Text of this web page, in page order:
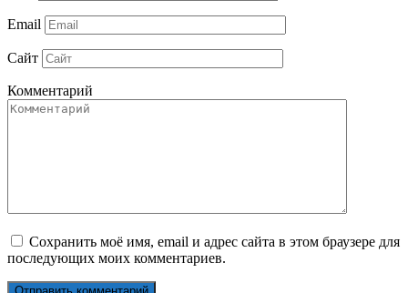
Email
Сайт
Комментарий
Сохранить моё имя, email и адрес сайта в этом браузере для
последующих моих комментариев.